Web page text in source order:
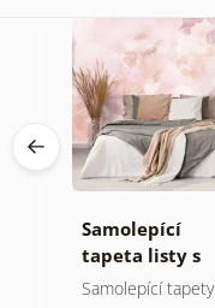
Samolepící
tapeta listy s
pastelovým
Samolepící tapety